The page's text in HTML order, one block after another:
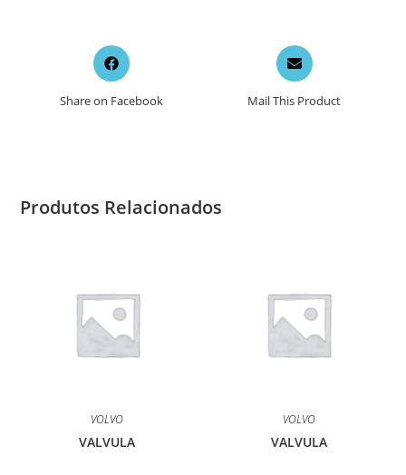
Opens
in
new
Share on Facebook
Opens
in
a
new
Mail This Product
Produtos Relacionados
VOLVO
VALVULA
VOLVO
VALVULA